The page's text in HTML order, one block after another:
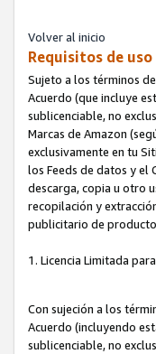
Volver al inicio
Requisitos de
Sujeto a los términos
Acuerdo (que incluye
sublicenciable, no
Marcas de Amazon
exclusivamente en tu
los Feeds de datos y el
descarga, copia u otro
recopilación y
publicitario de
1. Licencia Limitada
Con sujeción a los
Acuerdo (incluyendo
sublicenciable, no